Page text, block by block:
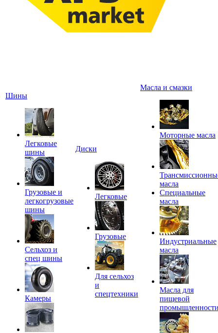
Шины
Легковые
шины
Грузовые и
легкогрузовые
шины
Сельхоз и
спец шины
Камеры
Диски
Легковые
Грузовые
Для сельхоз
и
спецтехники
Масла и смазки
Моторные масла
масла
Специальные
масла
Индустриальные
масла
Масла для
пищевой